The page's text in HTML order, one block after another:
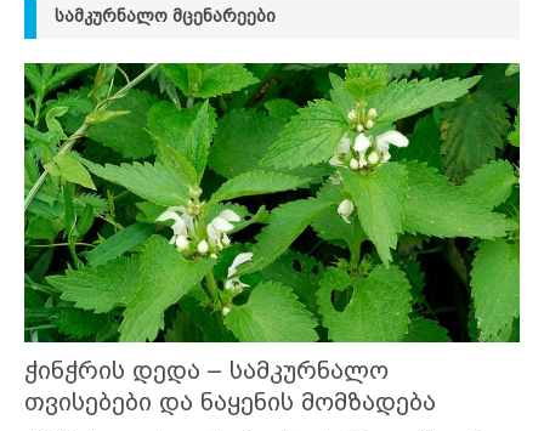
ᲡᲐᲛᲙᲣᲠᲜᲐᲚᲝ ᲛᲪᲔᲜᲐᲠᲔᲔᲑᲘ
ჭინჭრის დედა – სამკურნალო
თვისებები და ნაყენის მომზადება